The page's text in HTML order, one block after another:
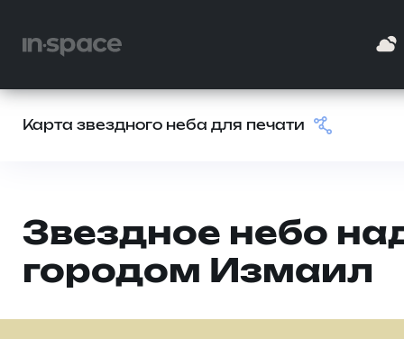
Карта звездного неба для печати
Звездное небо
городом Измаил